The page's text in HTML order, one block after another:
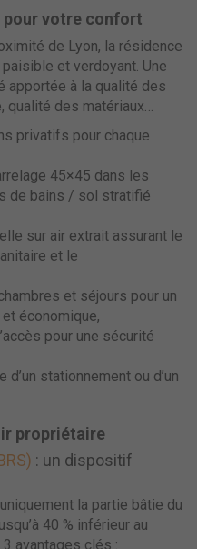
pour votre confort
de Lyon, la résidence
et verdoyant. Une
apportée à la qualité des
qualité des matériaux…
privatifs pour chaque
45×45 dans les
de bains / sol stratifié
sur air extrait assurant le
et le
et séjours pour un
économique,
pour une sécurité
stationnement ou d’un
propriétaire
: un dispositif
la partie bâtie du
40 % inférieur au
avantages clés :